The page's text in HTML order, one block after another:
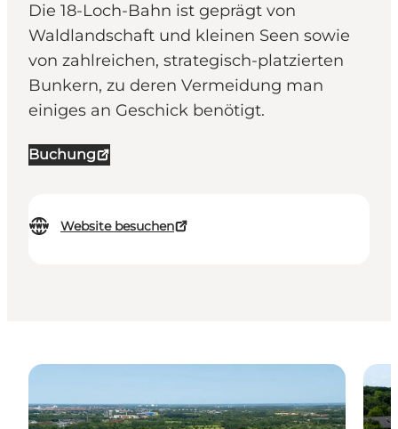
Die 18-Loch-Bahn ist geprägt von
Waldlandschaft und kleinen Seen sowie
von zahlreichen, strategisch-platzierten
Bunkern, zu deren Vermeidung man
einiges an Geschick benötigt.
Buchung
Website besuchen